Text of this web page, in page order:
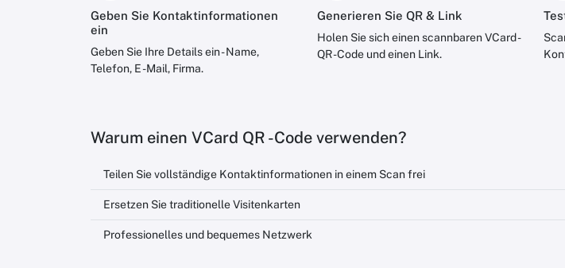
Geben Sie Kontaktinformationen
ein
Geben Sie Ihre Details ein - Name,
Telefon, E -Mail, Firma.
Generieren Sie QR & Link
Holen Sie sich einen scannbaren VCard -
QR -Code und einen Link.
Warum einen VCard QR -Code verwenden?
Teilen Sie vollständige Kontaktinformationen in einem Scan frei
Ersetzen Sie traditionelle Visitenkarten
Professionelles und bequemes Netzwerk